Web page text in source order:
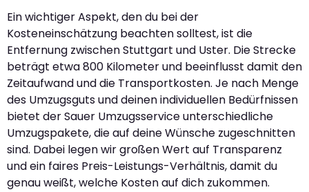
Ein wichtiger Aspekt, den du bei der
Kosteneinschätzung beachten solltest, ist die
Entfernung zwischen Stuttgart und Uster. Die Strecke
beträgt etwa 800 Kilometer und beeinflusst damit den
Zeitaufwand und die Transportkosten. Je nach Menge
des Umzugsguts und deinen individuellen Bedürfnissen
bietet der Sauer Umzugsservice unterschiedliche
Umzugspakete, die auf deine Wünsche zugeschnitten
sind. Dabei legen wir großen Wert auf Transparenz
und ein faires Preis-Leistungs-Verhältnis, damit du
genau weißt, welche Kosten auf dich zukommen.